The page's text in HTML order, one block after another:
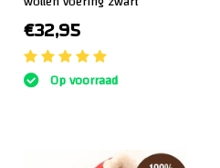
€32,95
Op voorraad